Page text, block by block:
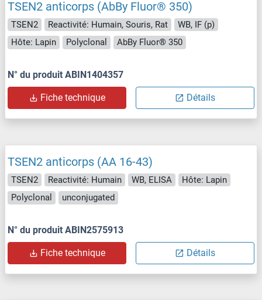
TSEN2 anticorps (AbBy Fluor® 350)
TSEN2 Reactivité: Humain, Souris, Rat
WB, IF (p)
Hôte: Lapin
Polyclonal AbBy Fluor® 350
N° du produit ABIN1404357
Fiche technique Détails
TSEN2 anticorps (AA 16-43)
TSEN2 Reactivité: Humain WB, ELISA
Hôte: Lapin
Polyclonal
unconjugated
N° du produit ABIN2575913
Fiche technique Détails